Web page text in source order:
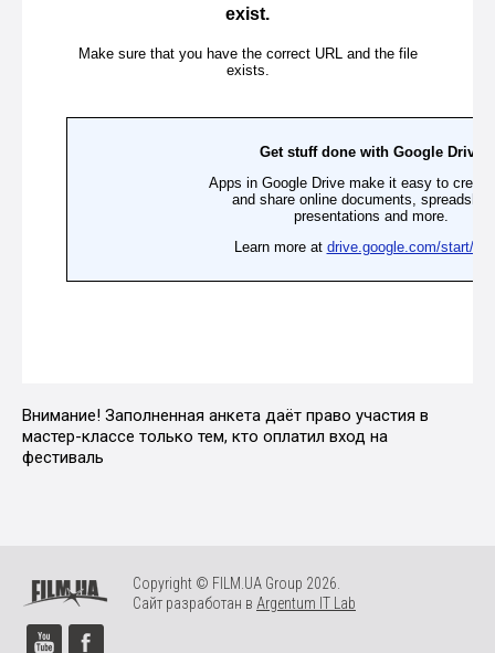
Внимание! Заполненная анкета даёт право участия в
мастер-классе только тем, кто оплатил вход на
фестиваль
Copyright © FILM.UA Group 2026.
Сайт разработан в Argentum IT Lab